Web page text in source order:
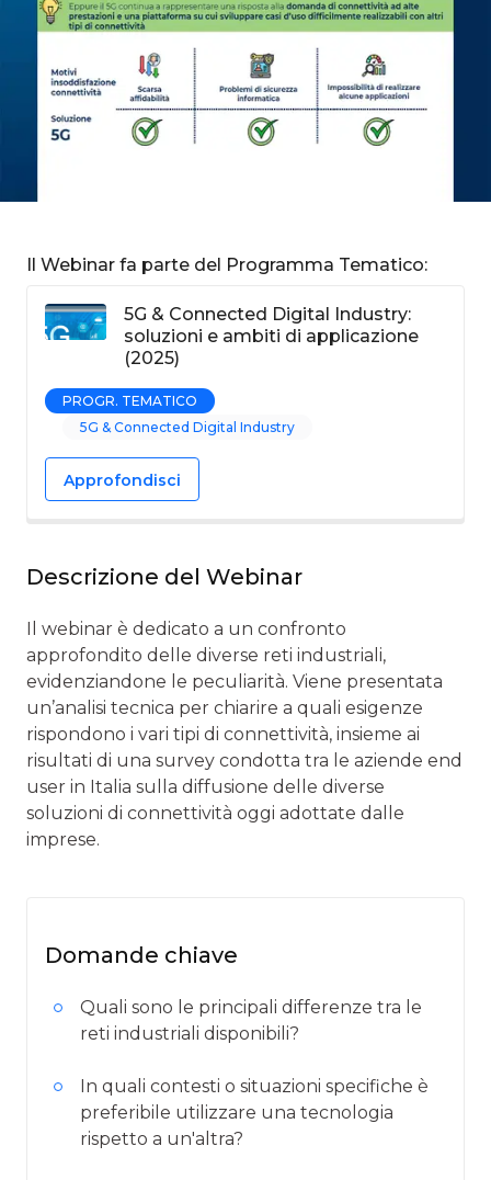
Il Webinar fa parte del Programma Tematico:
5G & Connected Digital Industry:
soluzioni e ambiti di applicazione
(2025)
PROGR. TEMATICO
5G & Connected Digital Industry
Approfondisci
Descrizione del Webinar
Il webinar è dedicato a un confronto
approfondito delle diverse reti industriali,
evidenziandone le peculiarità. Viene presentata
un’analisi tecnica per chiarire a quali esigenze
rispondono i vari tipi di connettività, insieme ai
risultati di una survey condotta tra le aziende end
user in Italia sulla diffusione delle diverse
soluzioni di connettività oggi adottate dalle
imprese.
Domande chiave
Quali sono le principali differenze tra le
reti industriali disponibili?
In quali contesti o situazioni specifiche è
preferibile utilizzare una tecnologia
rispetto a un'altra?